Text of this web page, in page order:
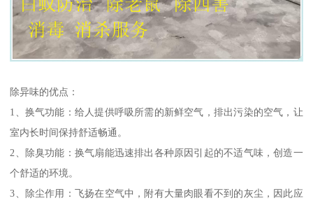
除异味的优点：
1、换气功能：给人提供呼吸所需的新鲜空气，排出污染的空气，让
室内长时间保持舒适畅通。
2、除臭功能：换气扇能迅速排出各种原因引起的不适气味，创造一
个舒适的环境。
3、除尘作用：飞扬在空气中，附有大量肉眼看不到的灰尘，因此应